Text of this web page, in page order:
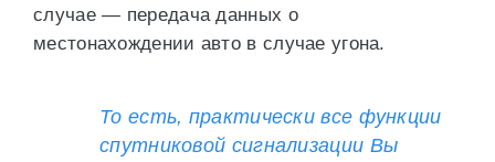
случае — передача данных о
местонахождении авто в случае угона.
То есть, практически все функции
спутниковой сигнализации Вы